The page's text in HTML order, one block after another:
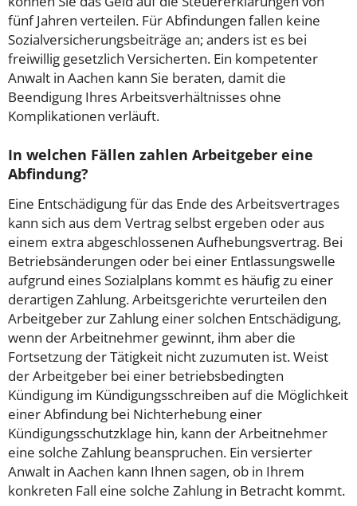
fünf Jahren verteilen. Für Abfindungen fallen keine
Sozialversicherungsbeiträge an; anders ist es bei
freiwillig gesetzlich Versicherten. Ein kompetenter
Anwalt in Aachen kann Sie beraten, damit die
Beendigung Ihres Arbeitsverhältnisses ohne
Komplikationen verläuft.
In welchen Fällen zahlen Arbeitgeber eine
Abfindung?
Eine Entschädigung für das Ende des Arbeitsvertrages
kann sich aus dem Vertrag selbst ergeben oder aus
einem extra abgeschlossenen Aufhebungsvertrag. Bei
Betriebsänderungen oder bei einer Entlassungswelle
aufgrund eines Sozialplans kommt es häufig zu einer
derartigen Zahlung. Arbeitsgerichte verurteilen den
Arbeitgeber zur Zahlung einer solchen Entschädigung,
wenn der Arbeitnehmer gewinnt, ihm aber die
Fortsetzung der Tätigkeit nicht zuzumuten ist. Weist
der Arbeitgeber bei einer betriebsbedingten
Kündigung im Kündigungsschreiben auf die Möglichkeit
einer Abfindung bei Nichterhebung einer
Kündigungsschutzklage hin, kann der Arbeitnehmer
eine solche Zahlung beanspruchen. Ein versierter
Anwalt in Aachen kann Ihnen sagen, ob in Ihrem
konkreten Fall eine solche Zahlung in Betracht kommt.